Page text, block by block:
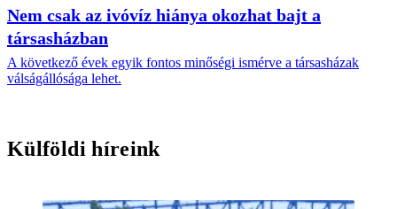
Nem csak az ivóvíz hiánya okozhat bajt a
társasházban
A következő évek egyik fontos minőségi ismérve a társasházak
válságállósága lehet.
Külföldi híreink